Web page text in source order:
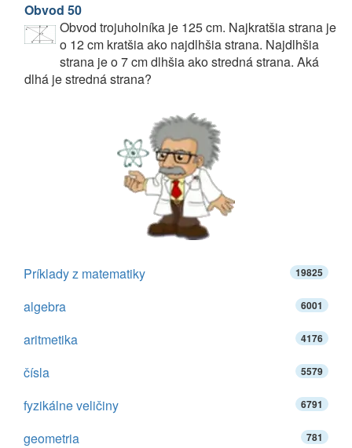
Obvod 50
Obvod trojuholníka je 125 cm. Najkratšia strana je
o 12 cm kratšia ako najdlhšia strana. Najdlhšia
strana je o 7 cm dlhšia ako stredná strana. Aká
dlhá je stredná strana?
Príklady z matematiky 19825
algebra 6001
aritmetika 4176
čísla 5579
fyzikálne veličiny 6791
geometria 781